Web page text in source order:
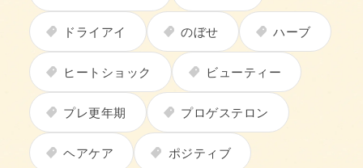
ドライアイ のぼせ ハーブ
ヒートショック ビューティー
プレ更年期 プロゲステロン
ヘアケア ポジティブ